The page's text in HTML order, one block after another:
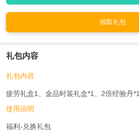
领取礼包
礼包内容
礼包内容
疲劳礼盒1、金品时装礼盒*1、2倍经验丹*1
使用说明
福利-兑换礼包